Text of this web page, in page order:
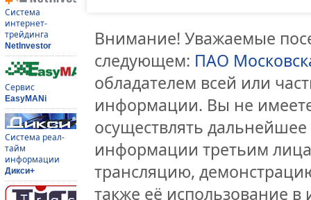
Система
интернет-
трейдинга
NetInvestor
Сервис
EasyMANi
Система реал-
тайм
информации
Дикси+
Внимание! Уважаемые
следующем: ПАО
обладателем всей или
информации. Вы не
осуществлять
информации третьим
трансляцию,
также её использование